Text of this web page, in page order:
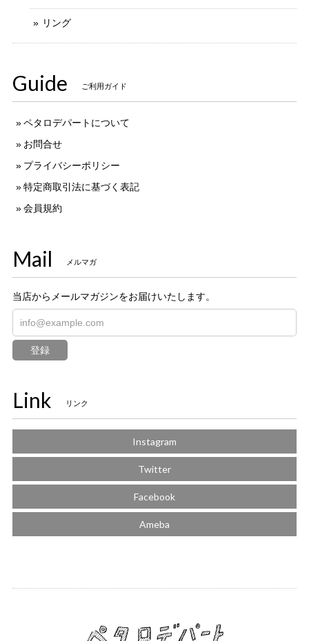
リング
Guide ご利用ガイド
ペタロデパートについて
お問合せ
プライバシーポリシー
特定商取引法に基づく表記
会員規約
Mail メルマガ
当店からメールマガジンをお届けいたします。
登録
Link リンク
Instagram
Twitter
Facebook
Ameba